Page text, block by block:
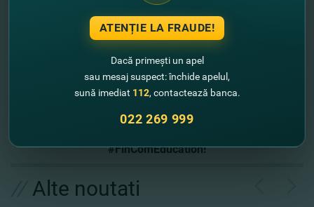
Примите участие в супер-
! Следуйте онлайн-уроку,
будьте внимательны, правильно ответьте на вопросы и
получите диплом отличника. Удачи!
#FinComEducation!
Alte noutati
ATENȚIE LA FRAUDE!
Dacă primești un apel
sau mesaj suspect: închide apelul,
sună imediat 112, contactează banca.
022 269 999